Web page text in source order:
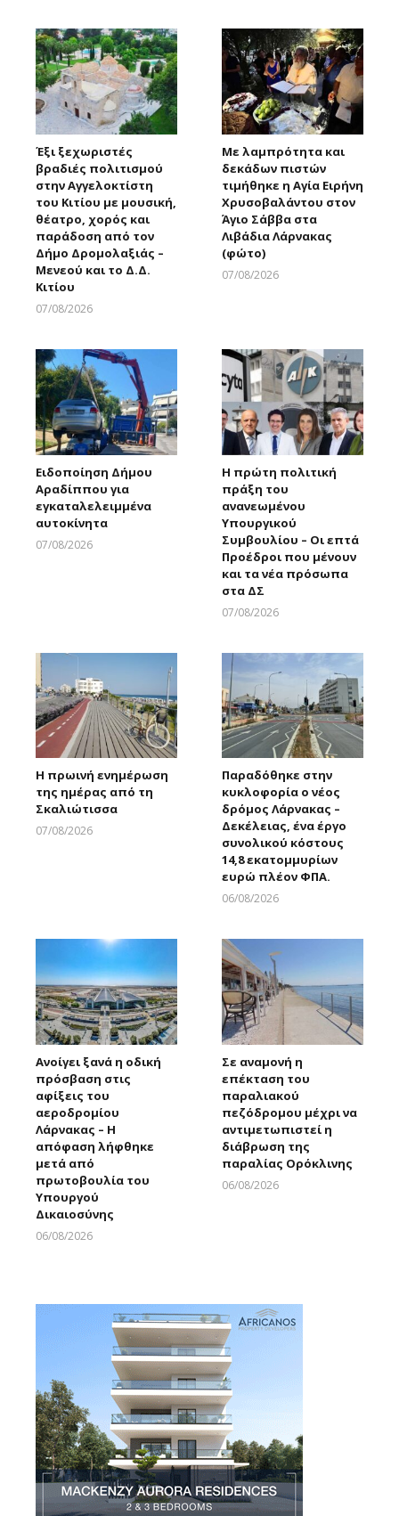
Έξι ξεχωριστές
βραδιές πολιτισμού
στην Αγγελοκτίστη
του Κιτίου με μουσική,
θέατρο, χορός και
παράδοση από τον
Δήμο Δρομολαξιάς –
Μενεού και το Δ.Δ.
Κιτίου
07/08/2026
Με λαμπρότητα και
δεκάδων πιστών
τιμήθηκε η Αγία Ειρήνη
Χρυσοβαλάντου στον
Άγιο Σάββα στα
Λιβάδια Λάρνακας
(φώτο)
07/08/2026
Ειδοποίηση Δήμου
Αραδίππου για
εγκαταλελειμμένα
αυτοκίνητα
07/08/2026
Η πρώτη πολιτική
πράξη του
ανανεωμένου
Υπουργικού
Συμβουλίου – Οι επτά
Προέδροι που μένουν
και τα νέα πρόσωπα
στα ΔΣ
07/08/2026
Η πρωινή ενημέρωση
της ημέρας από τη
Σκαλιώτισσα
07/08/2026
Παραδόθηκε στην
κυκλοφορία ο νέος
δρόμος Λάρνακας –
Δεκέλειας, ένα έργο
συνολικού κόστους
14,8 εκατομμυρίων
ευρώ πλέον ΦΠΑ.
06/08/2026
Ανοίγει ξανά η οδική
πρόσβαση στις
αφίξεις του
αεροδρομίου
Λάρνακας – Η
απόφαση λήφθηκε
μετά από
πρωτοβουλία του
Υπουργού
Δικαιοσύνης
06/08/2026
Σε αναμονή η
επέκταση του
παραλιακού
πεζόδρομου μέχρι να
αντιμετωπιστεί η
διάβρωση της
παραλίας Ορόκλινης
06/08/2026